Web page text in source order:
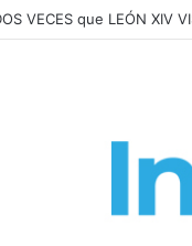
DOS VECES que LEÓN